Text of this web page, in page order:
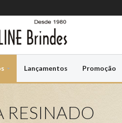
Lançamentos Promoção
RESINADO